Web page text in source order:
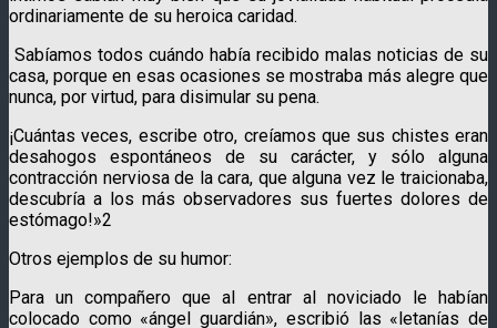
ordinariamente de su heroica caridad.
Sabíamos todos cuándo había recibido malas noticias de su
casa, porque en esas ocasiones se mostraba más alegre que
nunca, por virtud, para disimular su pena.
¡Cuántas veces, escribe otro, creíamos que sus chistes eran
desahogos espontáneos de su carácter, y sólo alguna
contracción nerviosa de la cara, que alguna vez le traicionaba,
descubría a los más observadores sus fuertes dolores de
estómago!»2
Otros ejemplos de su humor:
Para un compañero que al entrar al noviciado le habían
colocado como «ángel guardián», escribió las «letanías de